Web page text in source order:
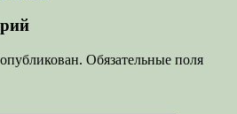
Обязательные поля